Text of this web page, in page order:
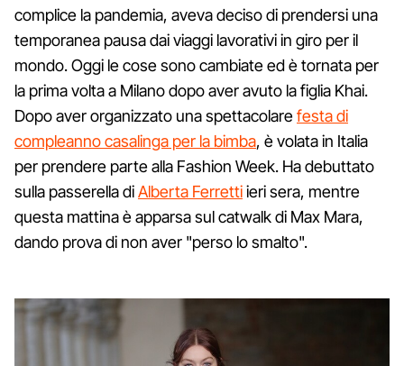
complice la pandemia, aveva deciso di prendersi una
temporanea pausa dai viaggi lavorativi in giro per il
mondo. Oggi le cose sono cambiate ed è tornata per
la prima volta a Milano dopo aver avuto la figlia Khai.
Dopo aver organizzato una spettacolarefesta di
compleanno casalinga per la bimba, è volata in Italia
per prendere parte alla Fashion Week. Ha debuttato
sulla passerella diAlberta Ferrettiieri sera, mentre
questa mattina è apparsa sul catwalk di Max Mara,
dando prova di non aver "perso lo smalto".